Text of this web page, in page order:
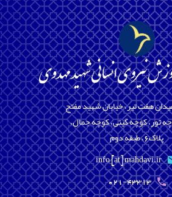
هفت تیر، خیابان شهید مفتح
تور، کوچه گیتی، کوچه جمال،
پلاک6، طبقه دوم
info [at] mahdavi.ir
021-43313